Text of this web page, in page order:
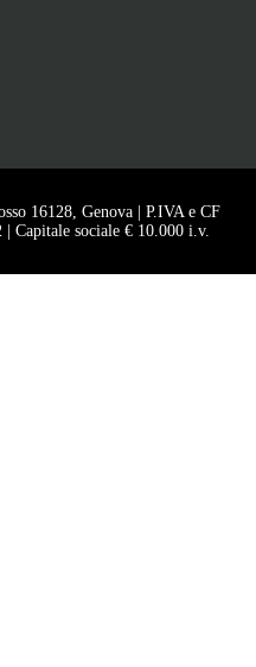
16128, Genova | P.IVA e CF
Capitale sociale € 10.000 i.v.